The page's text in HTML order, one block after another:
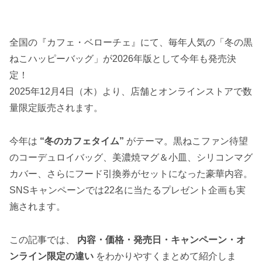
全国の『カフェ・ベローチェ』にて、毎年人気の「冬の黒
ねこハッピーバッグ」が2026年版として今年も発売決
定！
2025年12月4日（木）より、店舗とオンラインストアで数
量限定販売されます。
今年は “冬のカフェタイム” がテーマ。黒ねこファン待望
のコーデュロイバッグ、美濃焼マグ＆小皿、シリコンマグ
カバー、さらにフード引換券がセットになった豪華内容。
SNSキャンペーンでは22名に当たるプレゼント企画も実
施されます。
この記事では、 内容・価格・発売日・キャンペーン・オ
ンライン限定の違い をわかりやすくまとめて紹介しま